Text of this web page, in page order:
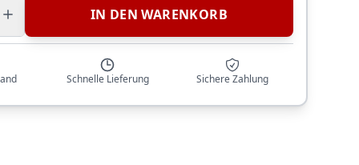
IN DEN WARENKORB
Schnelle Lieferung Sichere Zahlung